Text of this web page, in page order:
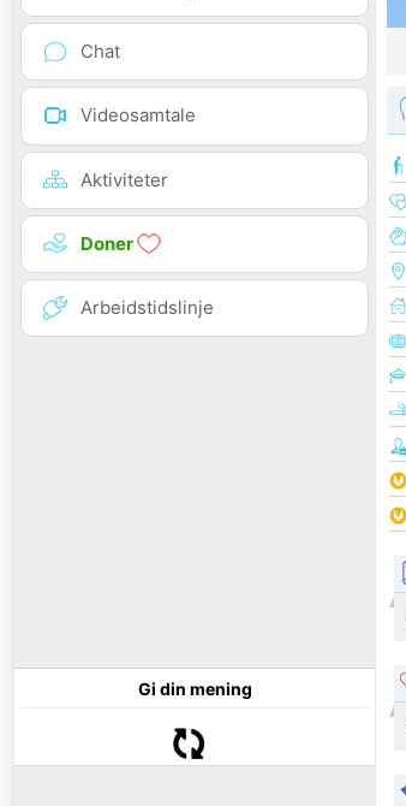
Chat
Videosamtale
Aktiviteter
Doner
Arbeidstidslinje
Gi din mening